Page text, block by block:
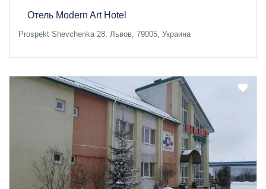
Отель Modern Art Hotel
Prospekt Shevchenka 28, Львов, 79005, Украина